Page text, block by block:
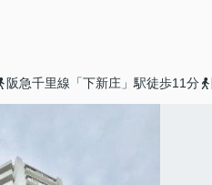
阪急千里線「下新庄」駅徒歩11分